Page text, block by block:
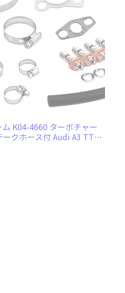
K04-4660 ターボチャー
クホース付 Audi A3 TT